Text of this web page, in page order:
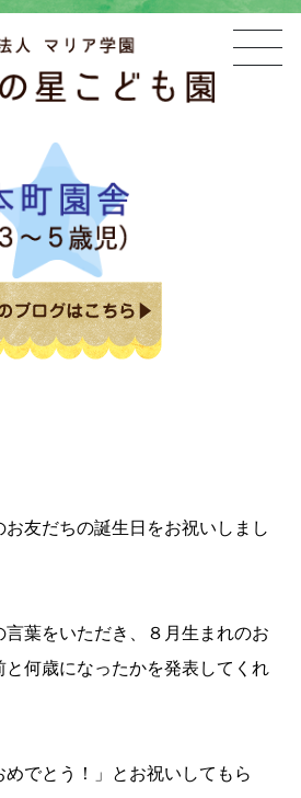
友だちの誕生日をお祝いしまし
言葉をいただき、８月生まれのお
何歳になったかを発表してくれ
でとう！」とお祝いしてもら